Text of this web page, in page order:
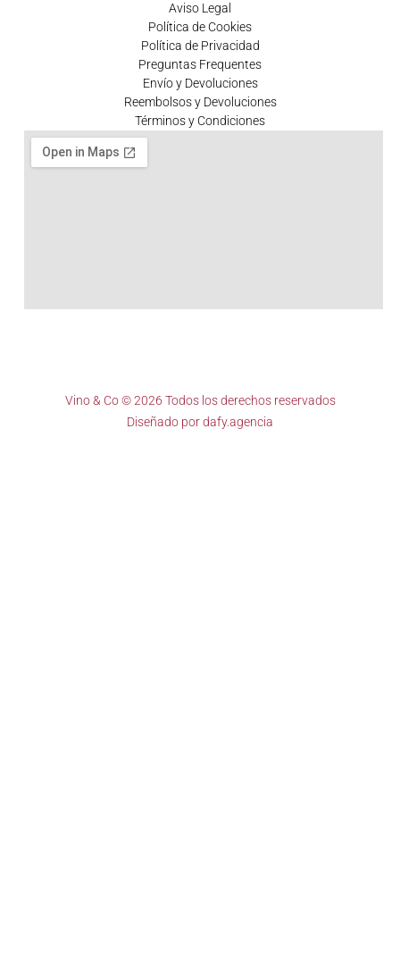
Aviso Legal
Política de Cookies
Política de Privacidad
Preguntas Frequentes
Envío y Devoluciones
Reembolsos y Devoluciones
Términos y Condiciones
Vino & Co © 2026 Todos los derechos reservados
Diseñado pordafy.agencia